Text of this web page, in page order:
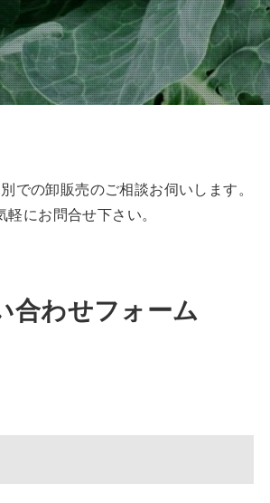
での卸販売のご相談お伺いします。
軽にお問合せ下さい。
合わせフォーム